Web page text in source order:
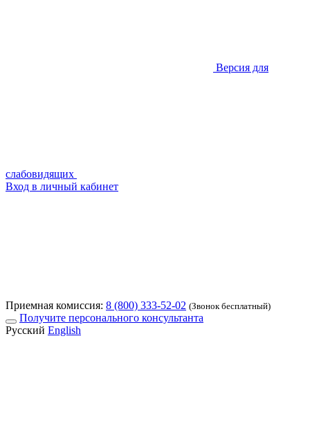
Версия для
слабовидящих
Вход в личный кабинет
Приемная комиссия: 8 (800) 333-52-02 (Звонок бесплатный)
Получите персонального консультанта
Русский English